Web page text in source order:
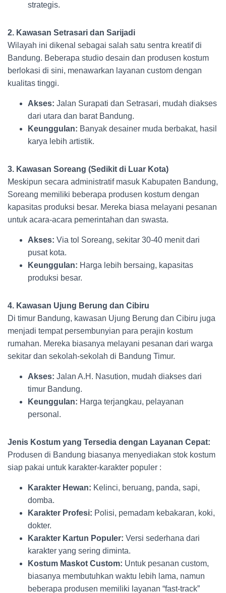
strategis.
2. Kawasan Setrasari dan Sarijadi
Wilayah ini dikenal sebagai salah satu sentra kreatif di
Bandung. Beberapa studio desain dan produsen kostum
berlokasi di sini, menawarkan layanan custom dengan
kualitas tinggi.
Akses: Jalan Surapati dan Setrasari, mudah diakses
dari utara dan barat Bandung.
Keunggulan: Banyak desainer muda berbakat, hasil
karya lebih artistik.
3. Kawasan Soreang (Sedikit di Luar Kota)
Meskipun secara administratif masuk Kabupaten Bandung,
Soreang memiliki beberapa produsen kostum dengan
kapasitas produksi besar. Mereka biasa melayani pesanan
untuk acara-acara pemerintahan dan swasta.
Akses: Via tol Soreang, sekitar 30-40 menit dari
pusat kota.
Keunggulan: Harga lebih bersaing, kapasitas
produksi besar.
4. Kawasan Ujung Berung dan Cibiru
Di timur Bandung, kawasan Ujung Berung dan Cibiru juga
menjadi tempat persembunyian para perajin kostum
rumahan. Mereka biasanya melayani pesanan dari warga
sekitar dan sekolah-sekolah di Bandung Timur.
Akses: Jalan A.H. Nasution, mudah diakses dari
timur Bandung.
Keunggulan: Harga terjangkau, pelayanan
personal.
Jenis Kostum yang Tersedia dengan Layanan Cepat:
Produsen di Bandung biasanya menyediakan stok kostum
siap pakai untuk karakter-karakter populer :
Karakter Hewan: Kelinci, beruang, panda, sapi,
domba.
Karakter Profesi: Polisi, pemadam kebakaran, koki,
dokter.
Karakter Kartun Populer: Versi sederhana dari
karakter yang sering diminta.
Kostum Maskot Custom: Untuk pesanan custom,
biasanya membutuhkan waktu lebih lama, namun
beberapa produsen memiliki layanan “fast-track”